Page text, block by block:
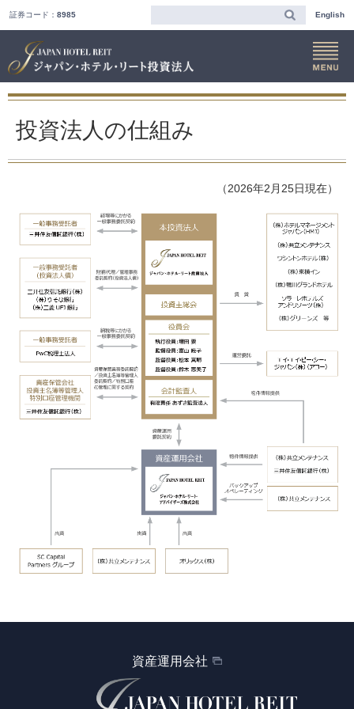
証券コード： 8985 English
投資法人の仕組み
（2026年2月25日現在）
資産運用会社